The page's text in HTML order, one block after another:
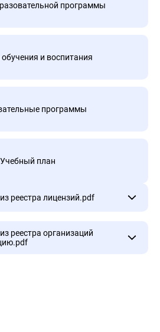
программы
и воспитания
программы
Учебный план
реестра лицензий.pdf
реестра лицензий.pdf
реестра организаций